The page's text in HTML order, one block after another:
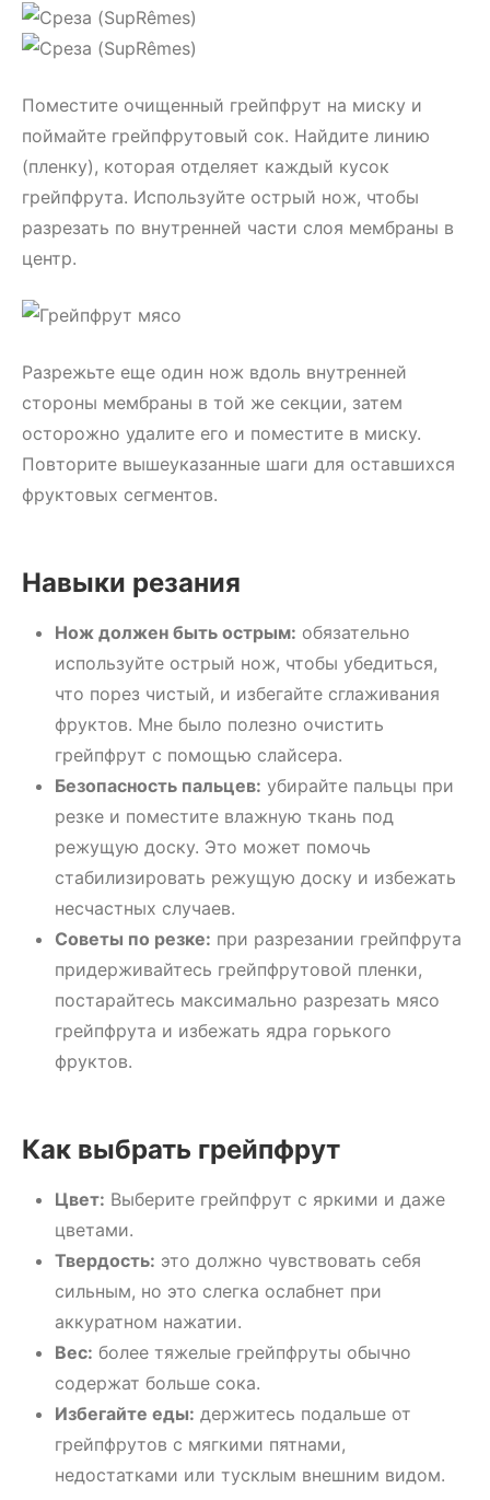
Поместите очищенный грейпфрут на миску и
поймайте грейпфрутовый сок. Найдите линию
(пленку), которая отделяет каждый кусок
грейпфрута. Используйте острый нож, чтобы
разрезать по внутренней части слоя мембраны в
центр.
Разрежьте еще один нож вдоль внутренней
стороны мембраны в той же секции, затем
осторожно удалите его и поместите в миску.
Повторите вышеуказанные шаги для оставшихся
фруктовых сегментов.
Навыки резания
Нож должен быть острым: обязательно
используйте острый нож, чтобы убедиться,
что порез чистый, и избегайте сглаживания
фруктов. Мне было полезно очистить
грейпфрут с помощью слайсера.
Безопасность пальцев: убирайте пальцы при
резке и поместите влажную ткань под
режущую доску. Это может помочь
стабилизировать режущую доску и избежать
несчастных случаев.
Советы по резке: при разрезании грейпфрута
придерживайтесь грейпфрутовой пленки,
постарайтесь максимально разрезать мясо
грейпфрута и избежать ядра горького
фруктов.
Как выбрать грейпфрут
Цвет: Выберите грейпфрут с яркими и даже
цветами.
Твердость: это должно чувствовать себя
сильным, но это слегка ослабнет при
аккуратном нажатии.
Вес: более тяжелые грейпфруты обычно
содержат больше сока.
Избегайте еды: держитесь подальше от
грейпфрутов с мягкими пятнами,
недостатками или тусклым внешним видом.